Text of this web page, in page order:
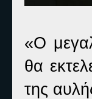
«Ο
θα
της